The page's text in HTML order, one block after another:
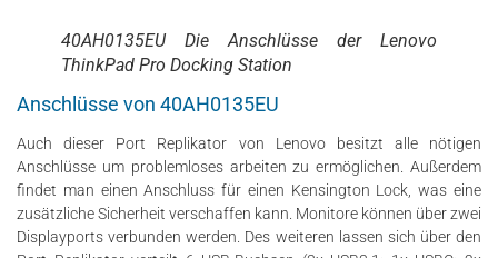
40AH0135EU Die Anschlüsse der Lenovo
ThinkPad Pro Docking Station
Anschlüsse von 40AH0135EU
Auch dieser Port Replikator von Lenovo besitzt alle nötigen
Anschlüsse um problemloses arbeiten zu ermöglichen. Außerdem
findet man einen Anschluss für einen Kensington Lock, was eine
zusätzliche Sicherheit verschaffen kann. Monitore können über zwei
Displayports verbunden werden. Des weiteren lassen sich über den